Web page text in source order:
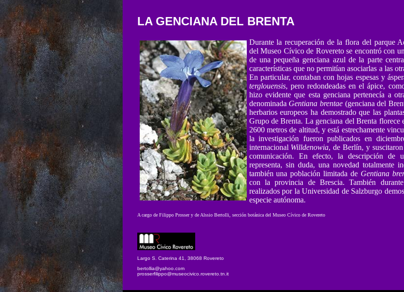
LA GENCIANA DEL BRENTA
Durante la recuperación de la flora del parque
del Museo Cívico de Rovereto se encontró con
de una pequeña genciana azul de la parte
características que no permitían asociarlas a las
En particular, contaban con hojas espesas y
terglouensis, pero redondeadas en el ápice,
hizo evidente que esta genciana pertenecía a
denominada Gentiana brentae(genciana del
herbarios europeos ha demostrado que las
Grupo de Brenta. La genciana del Brenta florece
2600 metros de altitud, y está estrechamente
la investigación fueron publicados en
internacional Willdenowia, de Berlín, y
comunicación. En efecto, la descripción de
representa, sin duda, una novedad totalmente
también una población limitada de Gentiana
con la provincia de Brescia. También
realizados por la Universidad de Salzburgo
especie autónoma.
A cargo de Filippo Prosser y de Alssio Bertolli, sección botánica del Museo Cívico de Rovereto
Largo S. Caterina 41, 38068 Rovereto
bertollia@yahoo.com
prosserfilippo@museocivico.rovereto.tn.it